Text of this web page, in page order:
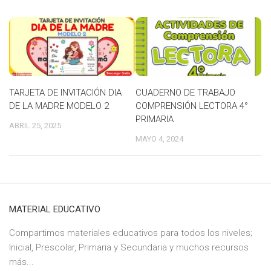
TARJETA DE INVITACIÓN DIA
DE LA MADRE MODELO 2
ABRIL 25, 2025
CUADERNO DE TRABAJO
COMPRENSIÓN LECTORA 4°
PRIMARIA
MAYO 4, 2024
MATERIAL EDUCATIVO
Compartimos materiales educativos para todos los niveles;
Inicial, Prescolar, Primaria y Secundaria y muchos recursos
más...